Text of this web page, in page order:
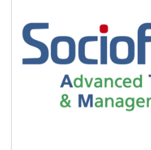
業界初の「ATMアウトソー
金融機関だけでなく、行政
にITソリューションで貢献
定します
※経験や経歴により下限
賞与：年2回（6月、12月